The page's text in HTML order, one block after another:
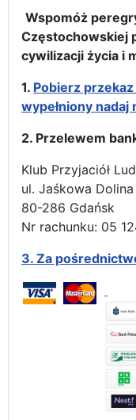
Wspomóż
Częstochowskiej
cywilizacji życia i
1. Pobierz
wypełniony nadaj
2. Przelewem
Klub Przyjaciół
ul. Jaśkowa Dolina
80-286 Gdańsk
Nr rachunku: 05
3. Za